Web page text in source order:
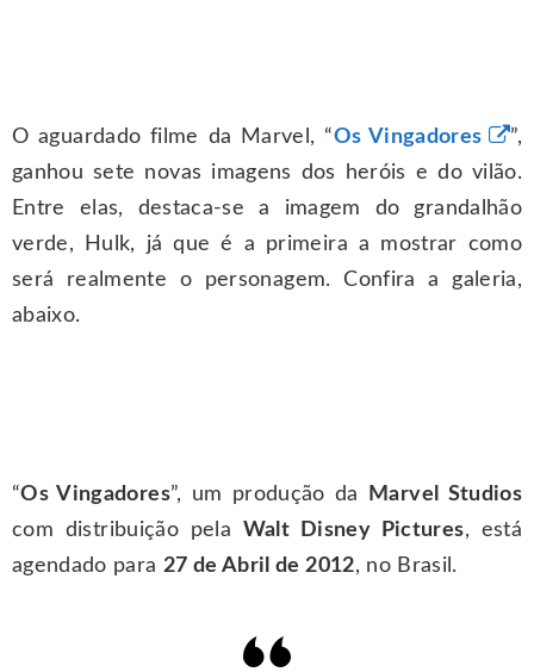
O aguardado filme da Marvel, “Os Vingadores
”,
ganhou sete novas imagens dos heróis e do vilão.
Entre elas, destaca-se a imagem do grandalhão
verde, Hulk, já que é a primeira a mostrar como
será realmente o personagem. Confira a galeria,
abaixo.
“Os Vingadores”, um produção da
Marvel Studios
com distribuição pela Walt Disney Pictures, está
agendado para 27 de Abril de 2012, no Brasil.